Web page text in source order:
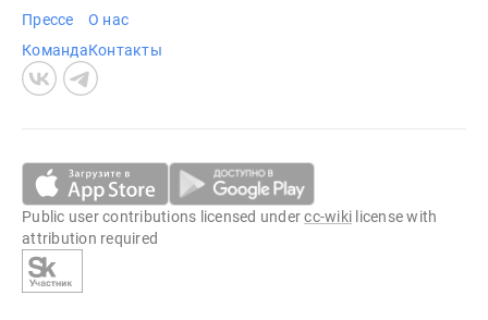
Прессе
Команда
О нас
Контакты
Public user contributions licensed undercc-wiki license with
attribution required